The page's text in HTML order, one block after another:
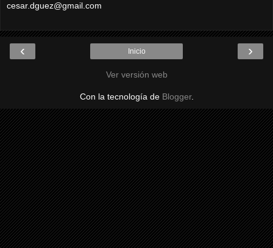
cesar.dguez@gmail.com
‹ ›
Inicio
Ver versión web
Con la tecnología de Blogger.